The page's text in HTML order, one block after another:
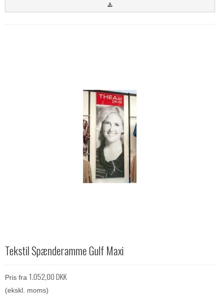
Tekstil Spænderamme Gulf Maxi
Pris fra 1.052,00 DKK
(ekskl. moms)